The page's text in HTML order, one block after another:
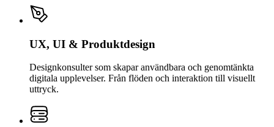
UX, UI & Produktdesign
Designkonsulter som skapar användbara och genomtänkta
digitala upplevelser. Från flöden och interaktion till visuellt
uttryck.